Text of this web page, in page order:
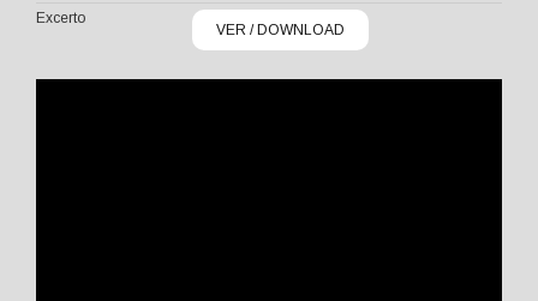
Excerto
VER / DOWNLOAD